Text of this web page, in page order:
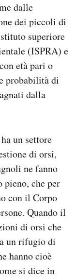
dalle
dei piccoli di
superiore
(ISPRA) e
età pari o
probabilità di
dalla
un settore
di orsi,
ne fanno
pieno, che per
con il Corpo
Quando il
di orsi che
un rifugio di
hanno cioè
si dice in